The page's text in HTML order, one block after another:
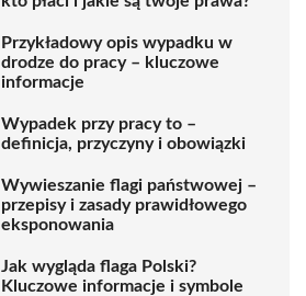
Przykładowy opis wypadku w
drodze do pracy – kluczowe
informacje
Wypadek przy pracy to –
definicja, przyczyny i obowiązki
Wywieszanie flagi państwowej –
przepisy i zasady prawidłowego
eksponowania
Jak wygląda flaga Polski?
Kluczowe informacje i symbole